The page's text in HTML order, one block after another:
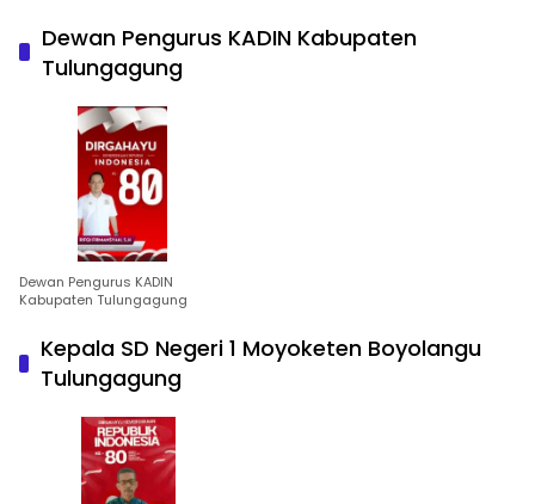
Dewan Pengurus KADIN Kabupaten
Tulungagung
Dewan Pengurus KADIN
Kabupaten Tulungagung
Kepala SD Negeri 1 Moyoketen Boyolangu
Tulungagung